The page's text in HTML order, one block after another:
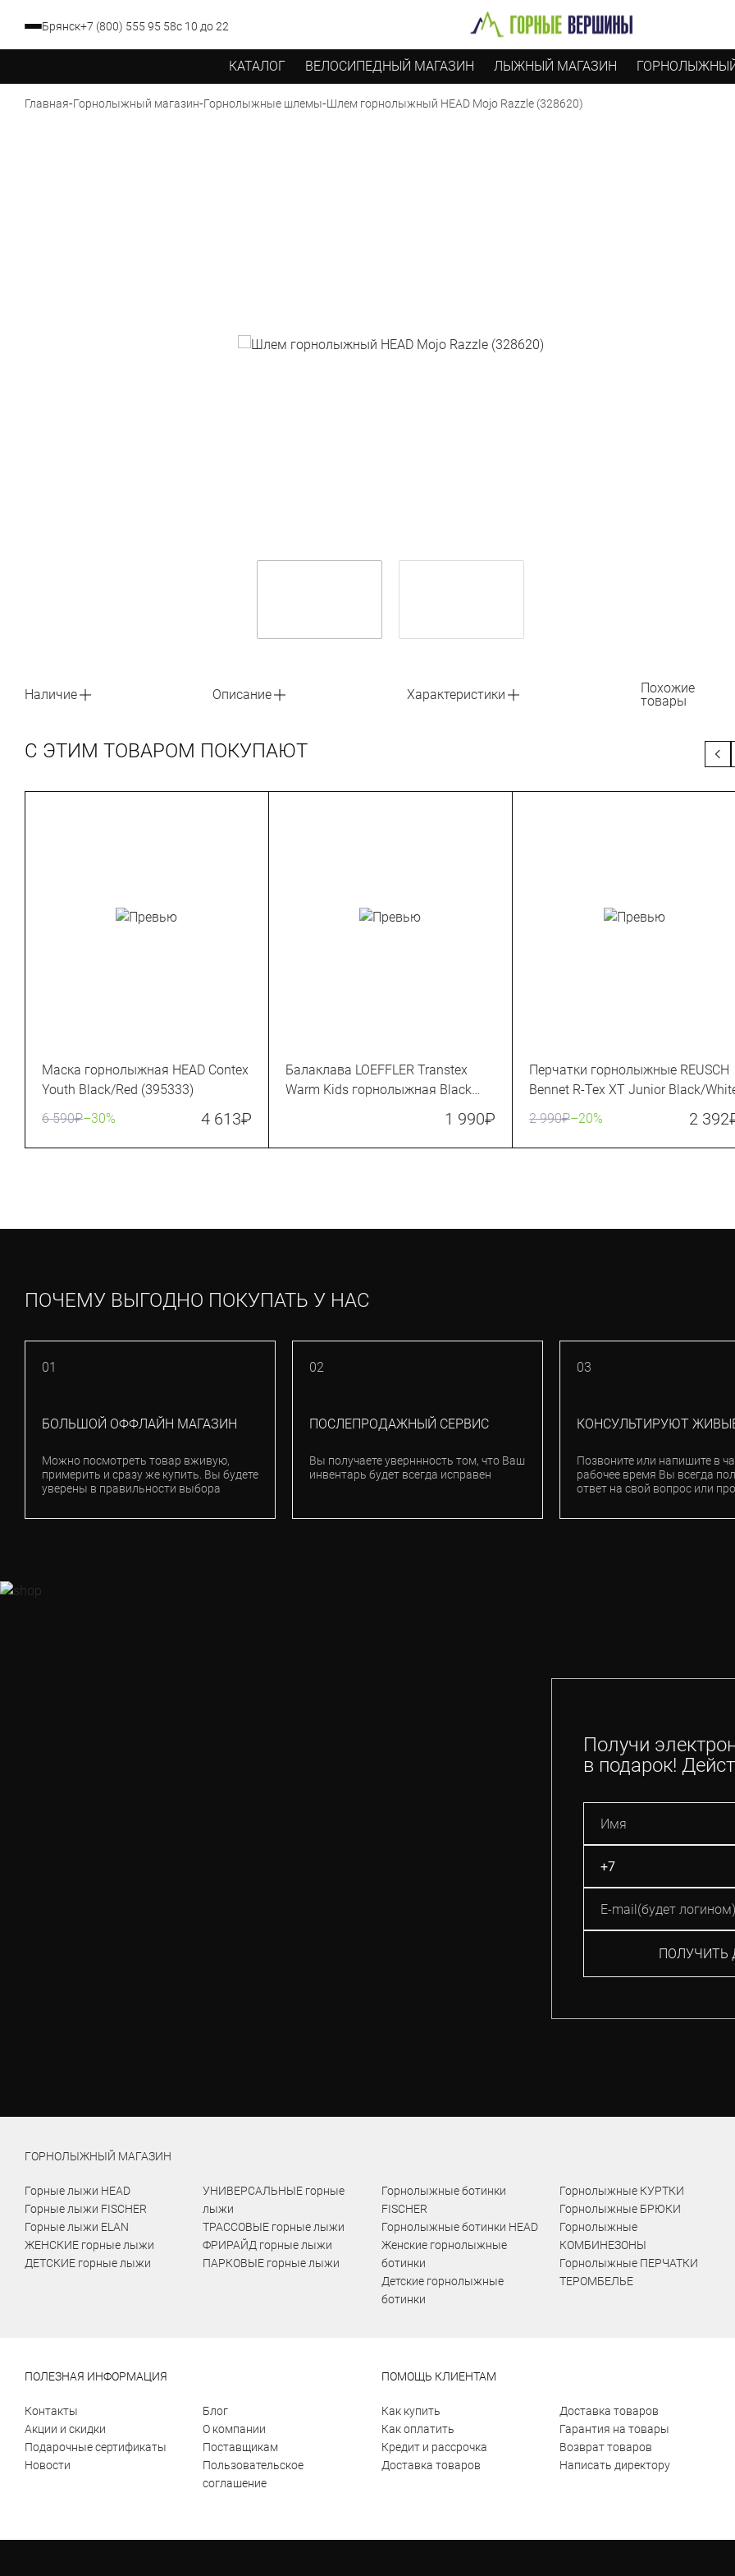
Брянск+7 (800) 555 95 58с 10 до 22
КАТАЛОГ ВЕЛОСИПЕДНЫЙ МАГАЗИН ЛЫЖНЫЙ МАГАЗИН
Главная-Горнолыжный магазин-Горнолыжные шлемы-Шлем горнолыжный HEAD Mojo Razzle (328620)
Наличие Описание Характеристики
Похожие
товары
С ЭТИМ ТОВАРОМ ПОКУПАЮТ
Маска горнолыжная HEAD Contex
Youth Black/Red (395333)
6 590₽–30% 4 613₽
Балаклава LOEFFLER Transtex
Warm Kids горнолыжная Black
1 990₽
Перчатки горнолыжные REUSCH
Bennet R-Tex XT Junior Black/
2 990₽–20% 2 392
ПОЧЕМУ ВЫГОДНО ПОКУПАТЬ У НАС
01
БОЛЬШОЙ ОФФЛАЙН МАГАЗИН
Можно посмотреть товар вживую,
примерить и сразу же купить. Вы будете
уверены в правильности выбора
02
ПОСЛЕПРОДАЖНЫЙ СЕРВИС
Вы получаете уверннность том, что Ваш
инвентарь будет всегда исправен
03
КОНСУЛЬТИРУЮТ
Позвоните или напишите в
рабочее время Вы всегда
ответ на свой вопрос или
Получи
в подарок!
ПОЛУЧИТЬ
ГОРНОЛЫЖНЫЙ МАГАЗИН
Горные лыжи HEAD
Горные лыжи FISCHER
Горные лыжи ELAN
ЖЕНСКИЕ горные лыжи
ДЕТСКИЕ горные лыжи
УНИВЕРСАЛЬНЫЕ горные
лыжи
ТРАССОВЫЕ горные лыжи
ФРИРАЙД горные лыжи
ПАРКОВЫЕ горные лыжи
Горнолыжные ботинки
FISCHER
Горнолыжные ботинки HEAD
Женские горнолыжные
ботинки
Детские горнолыжные
ботинки
Горнолыжные КУРТКИ
Горнолыжные БРЮКИ
Горнолыжные
КОМБИНЕЗОНЫ
Горнолыжные ПЕРЧАТКИ
ТЕРОМБЕЛЬЕ
ПОЛЕЗНАЯ ИНФОРМАЦИЯ
Контакты
Акции и скидки
Подарочные сертификаты
Новости
Блог
О компании
Поставщикам
Пользовательское
соглашение
ПОМОЩЬ КЛИЕНТАМ
Как купить
Как оплатить
Кредит и рассрочка
Доставка товаров
Доставка товаров
Гарантия на товары
Возврат товаров
Написать директору